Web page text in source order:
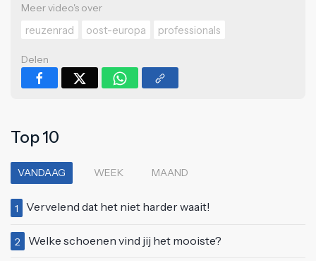
Meer video's over
reuzenrad
oost-europa professionals
Delen
Top 10
VANDAAG WEEK MAAND
1 Vervelend dat het niet harder waait!
2 Welke schoenen vind jij het mooiste?